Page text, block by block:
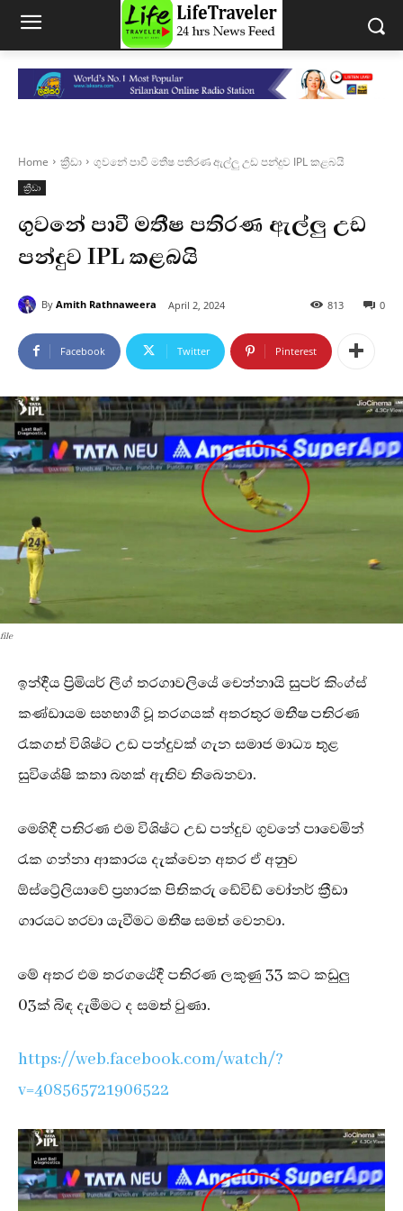
Home ක්‍රීඩා ගුවනේ පාවී මතීෂ පතිරණ ඇල්ලු උඩ පන්දුව IPL කළබයි
ක්‍රීඩා
ගුවනේ පාවී මතීෂ පතිරණ ඇල්ලු උඩ
පන්දුව IPL කළබයි
By Amith Rathnaweera April 2, 2024 0
813
Facebook Twitter Pinterest
file
ඉන්දීය ප්‍රිමියර් ලීග් තරගාවලියේ චෙන්නායි සුපර් කිංග්ස්
කණ්ඩායම සහභාගී වූ තරගයක් අතරතුර මතීෂ පතිරණ
රැකගත් විශිෂ්ට උඩ පන්දුවක් ගැන සමාජ මාධ්‍ය තුළ
සුවිශේෂි කතා බහක් ඇතිව තිබෙනවා.
මෙහිදී පතිරණ එම විශිෂ්ට උඩ පන්දුව ගුවනේ පාවෙමින්
රැක ගන්නා ආකාරය දැක්වෙන අතර ඒ අනුව
ඕස්ට්‍රේලියාවේ ප්‍රහාරක පිතිකරු ඩේවිඩ් වෝනර් ක්‍රීඩා
ගාරයට හරවා යැවීමට මතීෂ සමත් වෙනවා.
මේ අතර එම තරගයේදී පතිරණ ලකුණු 33 කට කඩුලු
03ක් බිඳ දැමීමට ද සමත් වුණා.
https://web.facebook.com/watch/?
v=408565721906522